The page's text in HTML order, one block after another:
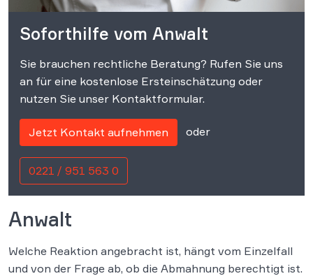
Soforthilfe vom Anwalt
Sie brauchen rechtliche Beratung? Rufen Sie uns
an für eine kostenlose Ersteinschätzung oder
nutzen Sie unser Kontaktformular.
Jetzt Kontakt aufnehmen oder
0221 / 951 563 0
Anwalt
Welche Reaktion angebracht ist, hängt vom Einzelfall
und von der Frage ab, ob die Abmahnung berechtigt ist.